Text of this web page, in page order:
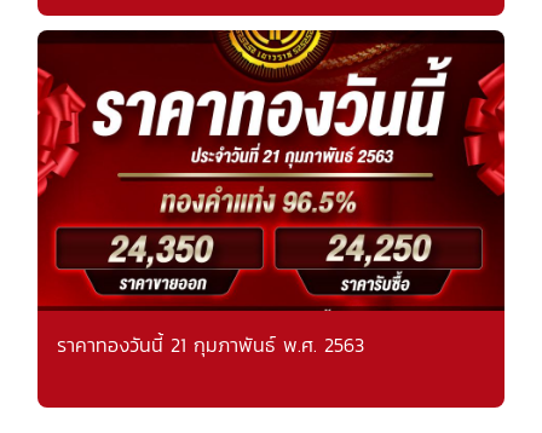
ราคาทองวันนี้ 21 กุมภาพันธ์ พ.ศ. 2563